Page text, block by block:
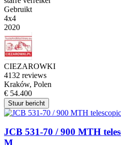
Gebruikt
4x4
2020
CIEZAROWKI
4132 reviews
Kraków, Polen
€ 54.400
Stuur bericht
JCB 531-70 / 900 MTH